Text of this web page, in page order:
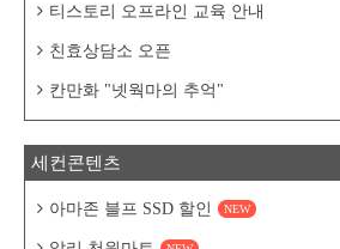
티스토리 오프라인 교육 안내
친효상담소 오픈
칸만화 "넷웍마의 추억"
세컨콘텐츠
아마존 블프 SSD 할인 NEW